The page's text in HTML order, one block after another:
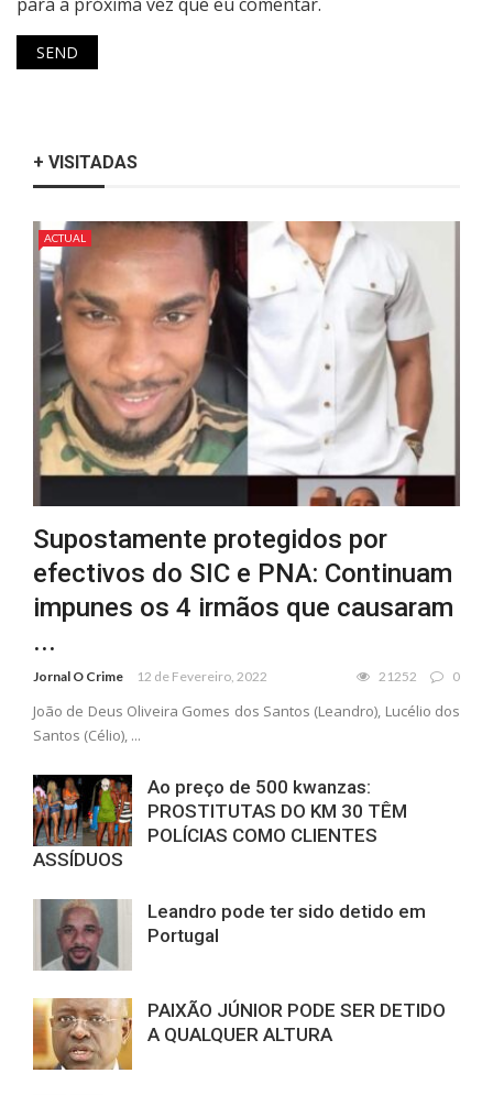
+ VISITADAS
ACTUAL
Supostamente protegidos por
efectivos do SIC e PNA: Continuam
impunes os 4 irmãos que causaram
...
Jornal O Crime 12 de Fevereiro, 2022 21252 0
João de Deus Oliveira Gomes dos Santos (Leandro), Lucélio dos
Santos (Célio), ...
Ao preço de 500 kwanzas:
PROSTITUTAS DO KM 30 TÊM
POLÍCIAS COMO CLIENTES
ASSÍDUOS
Leandro pode ter sido detido em
Portugal
PAIXÃO JÚNIOR PODE SER DETIDO
A QUALQUER ALTURA